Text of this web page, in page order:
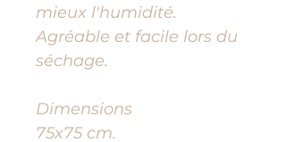
mieux l'humidité.
Agréable et facile lors du
séchage.
Dimensions
75x75 cm.